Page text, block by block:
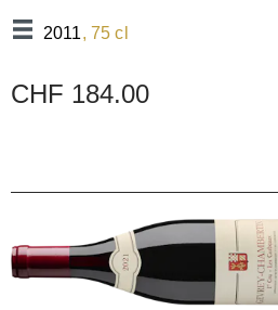
2011, 75 cl
CHF 184.00